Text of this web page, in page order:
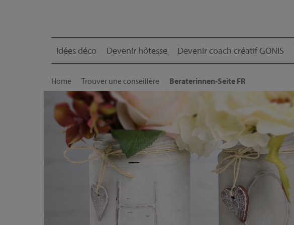
Idées déco Devenir hôtesse Devenir coach créatif GONIS
Home Trouver une conseillère Beraterinnen-Seite FR